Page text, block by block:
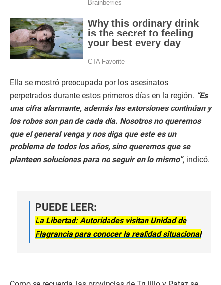
Ella se mostró preocupada por los asesinatos
perpetrados durante estos primeros días en la región. “Es
una cifra alarmante, además las extorsiones continúan y
los robos son pan de cada día. Nosotros no queremos
que el general venga y nos diga que este es un
problema de todos los años, sino queremos que se
planteen soluciones para no seguir en lo mismo”, indicó.
PUEDE LEER:
La Libertad: Autoridades visitan Unidad de
Flagrancia para conocer la realidad situacional